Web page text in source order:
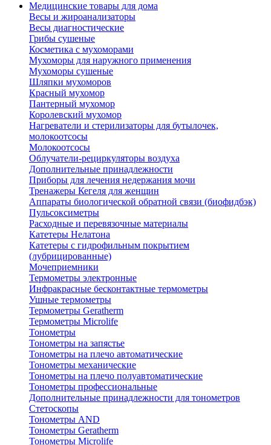
Медицинские товары для дома
Весы и жироанализаторы
Весы диагностические
Грибы сушеные
Косметика с мухоморами
Мухоморы для наружного применения
Мухоморы сушеные
Шляпки мухоморов
Красный мухомор
Пантерный мухомор
Королевский мухомор
Нагреватели и стерилизаторы для бутылочек,
молокоотсосы
Молокоотсосы
Облучатели-рециркуляторы воздуха
Дополнительные принадлежности
Приборы для лечения недержания мочи
Тренажеры Кегеля для женщин
Аппараты биологической обратной связи (биофидбэк)
Пульсоксиметры
Расходные и перевязочные материалы
Катетеры Нелатона
Катетеры с гидрофильным покрытием
(лубрицированные)
Мочеприемники
Термометры электронные
Инфракрасные бесконтактные термометры
Ушные термометры
Термометры Geratherm
Термометры Microlife
Тонометры
Тонометры на запястье
Тонометры на плечо автоматические
Тонометры механические
Тонометры на плечо полуавтоматические
Тонометры профессиональные
Дополнительные принадлежности для тонометров
Стетоскопы
Тонометры AND
Тонометры Geratherm
Тонометры Microlife